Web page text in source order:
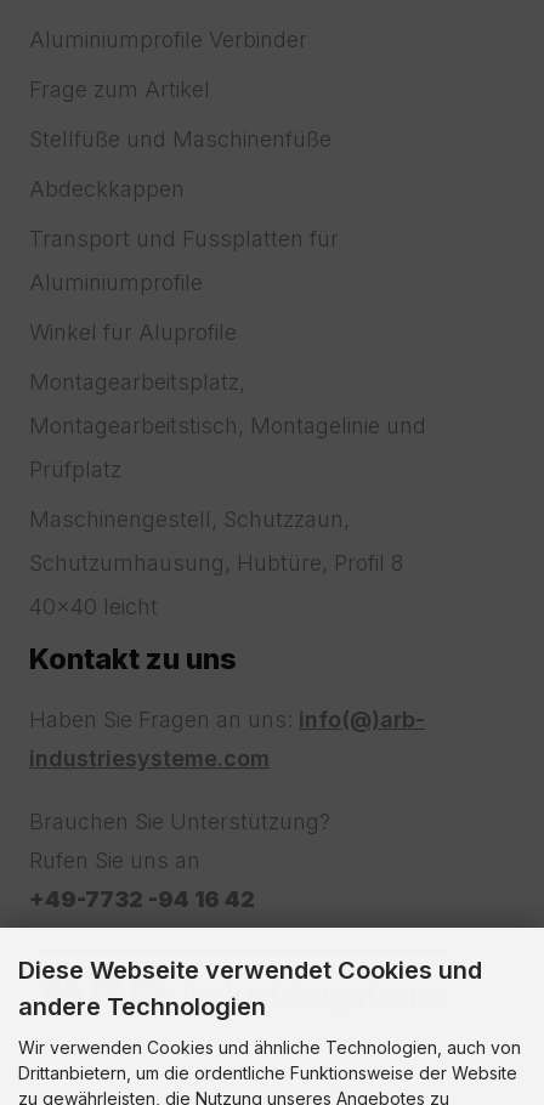
Aluminiumprofile Verbinder
Frage zum Artikel
Stellfüße und Maschinenfüße
Abdeckkappen
Transport und Fussplatten für
Aluminiumprofile
Winkel für Aluprofile
Montagearbeitsplatz,
Montagearbeitstisch, Montagelinie und
Prüfplatz
Maschinengestell, Schutzzaun,
Schutzumhausung, Hubtüre, Profil 8
40x40 leicht
Kontakt zu uns
Haben Sie Fragen an uns: info(@)arb-
industriesysteme.com
Brauchen Sie Unterstützung?
Rufen Sie uns an
+49-7732 -94 16 42
Diese Webseite verwendet Cookies und
andere Technologien
Wir verwenden Cookies und ähnliche Technologien, auch von
Drittanbietern, um die ordentliche Funktionsweise der Website
zu gewährleisten, die Nutzung unseres Angebotes zu